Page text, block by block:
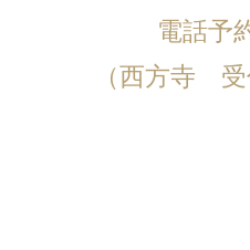
電話予
（西方寺